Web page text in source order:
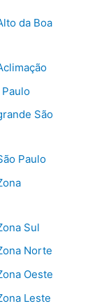
da Boa
São
Paulo
Sul
Norte
Oeste
Leste